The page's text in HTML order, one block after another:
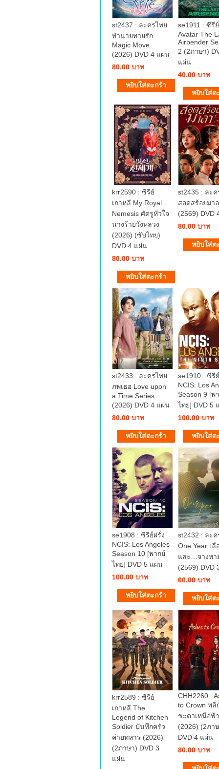
st2437 : ละครไทย
ทำนายทายรัก
Magic Move
(2026) DVD 4 แผ่น
80.00 บาท
se1911 : ซีรี
Avatar The
Airbender
2 (2ภาษา)
แผ่น
40.00 บาท
krr2590 : ซีรีย์
เกาหลี My Royal
Nemesis ศัตรูหัวใจ
นางร้ายวังหลวง
(2026) (ซับไทย)
DVD 4 แผ่น
80.00 บาท
st2435 : ละค
สอดสร้อยมา
(2569) DVD
80.00 บาท
st2433 : ละครไทย
ภพเธอ Love upon
a Time Series
(2026) DVD 4 แผ่น
80.00 บาท
se1910 : ซีรี
NCIS: Los
Season 9 [พ
ไทย] DVD 5
100.00 บาท
se1908 : ซีรีย์ฝรั่ง
NCIS: Los Angeles
Season 10 [พากย์
ไทย] DVD 5 แผ่น
100.00 บาท
st2432 : ละค
One Year เลื
และ…จางหา
(2569) DVD
60.00 บาท
krr2589 : ซีรีย์
เกาหลี The
Legend of Kitchen
Soldier บันทึกครัว
ค่ายทหาร (2026)
(2ภาษา) DVD 3
แผ่น
CHH2260 :
to Crown พลิ
ชะตาเหนือฟ้า
(2026) (2ภา
DVD 4 แผ่น
80.00 บาท